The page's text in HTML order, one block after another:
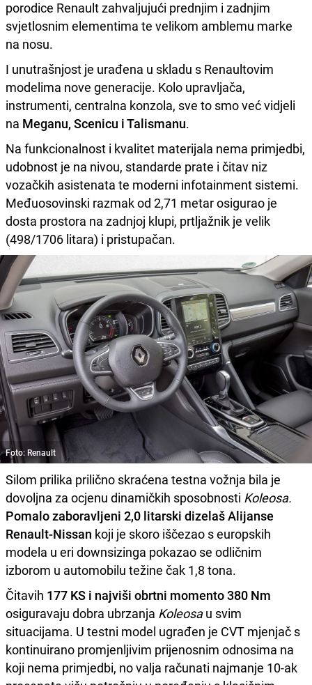
porodice Renault zahvaljujući prednjim i zadnjim
svjetlosnim elementima te velikom amblemu marke
na nosu.
I unutrašnjost je urađena u skladu s Renaultovim
modelima nove generacije. Kolo upravljača,
instrumenti, centralna konzola, sve to smo već vidjeli
na Meganu, Scenicu i Talismanu.
Na funkcionalnost i kvalitet materijala nema primjedbi,
udobnost je na nivou, standarde prate i čitav niz
vozačkih asistenata te moderni infotainment sistemi.
Međuosovinski razmak od 2,71 metar osigurao je
dosta prostora na zadnjoj klupi, prtljažnik je velik
(498/1706 litara) i pristupačan.
Foto: Renault
Silom prilika prilično skraćena testna vožnja bila je
dovoljna za ocjenu dinamičkih sposobnosti Koleosa.
Pomalo zaboravljeni 2,0 litarski dizelaš Alijanse
Renault-Nissan koji je skoro iščezao s europskih
modela u eri downsizinga pokazao se odličnim
izborom u automobilu težine čak 1,8 tona.
Čitavih 177 KS i najviši obrtni momento 380 Nm
osiguravaju dobra ubrzanja Koleosau svim
situacijama. U testni model ugrađen je CVT mjenjač s
kontinuirano promjenljivim prijenosnim odnosima na
koji nema primjedbi, no valja računati najmanje 10-ak